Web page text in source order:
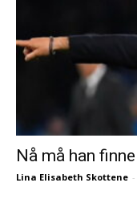
Nå må han
Lina Elisabeth Skottene -